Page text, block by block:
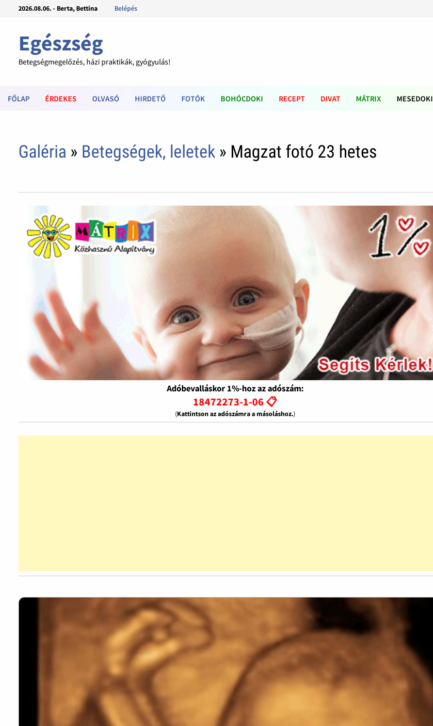
2026.08.06. - Berta, Bettina Belépés
Egészség
Betegségmegelőzés, házi praktikák, gyógyulás!
FŐLAP ÉRDEKES OLVASÓ HIRDETŐ FOTÓK BOHÓCDOKI RECEPT DIVAT MÁTRIX MESEDOKI
Galéria » Betegségek, leletek » Magzat fotó 23 hetes
Adóbevalláskor 1%-hoz az adószám:
18472273-1-06 📋
(Kattintson az adószámra a másoláshoz.)